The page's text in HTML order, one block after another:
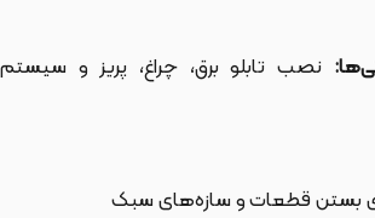
نصب تابلو برق، چراغ، پریز و سیستم
بستن قطعات و سازه‌های سبک